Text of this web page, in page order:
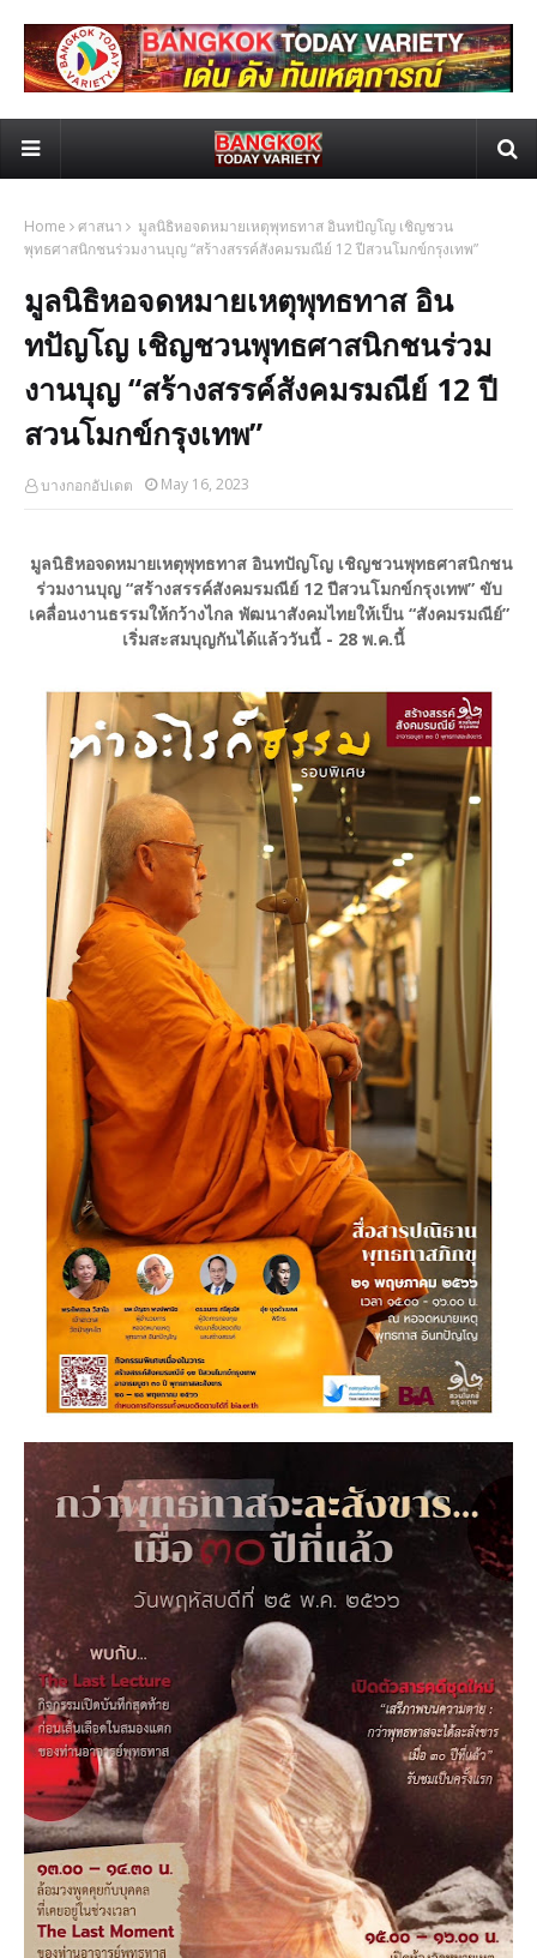
Home ศาสนา
มูลนิธิหอจดหมายเหตุพุทธทาส อินทปัญโญ เชิญชวน
พุทธศาสนิกชนร่วมงานบุญ “สร้างสรรค์สังคมรมณีย์ 12 ปีสวนโมกข์กรุงเทพ”
มูลนิธิหอจดหมายเหตุพุทธทาส อิน
ทปัญโญ เชิญชวนพุทธศาสนิกชนร่วม
งานบุญ “สร้างสรรค์สังคมรมณีย์ 12 ปี
สวนโมกข์กรุงเทพ”
บางกอกอัปเดต May 16, 2023
มูลนิธิหอจดหมายเหตุพุทธทาส อินทปัญโญ เชิญชวนพุทธศาสนิกชน
ร่วมงานบุญ “สร้างสรรค์สังคมรมณีย์ 12 ปีสวนโมกข์กรุงเทพ” ขับ
เคลื่อนงานธรรมให้กว้างไกล พัฒนาสังคมไทยให้เป็น “สังคมรมณีย์”
เริ่มสะสมบุญกันได้แล้ววันนี้ - 28 พ.ค.นี้